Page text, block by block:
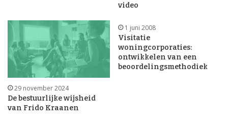
video
29 november 2024
De bestuurlijke wijsheid
van Frido Kraanen
1 juni 2008
Visitatie
woningcorporaties:
ontwikkelen van een
beoordelingsmethodiek